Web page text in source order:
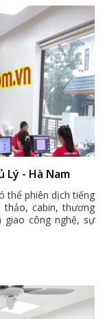
Lý - Hà Nam
thể phiên dịch tiếng
cabin, thương
giao công nghệ, sự